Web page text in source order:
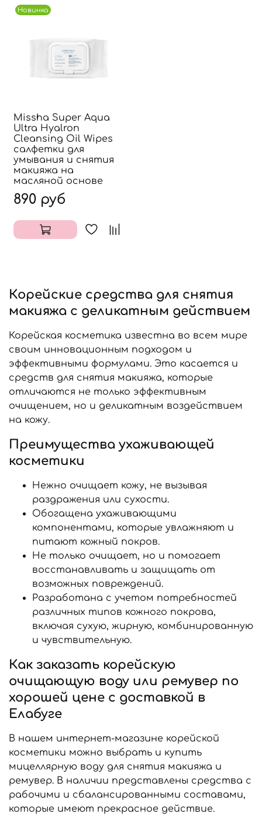
Новинка
Missha Super Aqua
Ultra Hyalron
Cleansing Oil Wipes
салфетки для
умывания и снятия
макияжа на
масляной основе
890 руб
Корейские средства для снятия
макияжа с деликатным действием
Корейская косметика известна во всем мире
своим инновационным подходом и
эффективными формулами. Это касается и
средств для снятия макияжа, которые
отличаются не только эффективным
очищением, но и деликатным воздействием
на кожу.
Преимущества ухаживающей
косметики
Нежно очищает кожу, не вызывая
раздражения или сухости.
Обогащена ухаживающими
компонентами, которые увлажняют и
питают кожный покров.
Не только очищает, но и помогает
восстанавливать и защищать от
возможных повреждений.
Разработана с учетом потребностей
различных типов кожного покрова,
включая сухую, жирную, комбинированную
и чувствительную.
Как заказать корейскую
очищающую воду или ремувер по
хорошей цене с доставкой в
Елабуге
В нашем интернет-магазине корейской
косметики можно выбрать и купить
мицеллярную воду для снятия макияжа и
ремувер. В наличии представлены средства с
рабочими и сбалансированными составами,
которые имеют прекрасное действие.